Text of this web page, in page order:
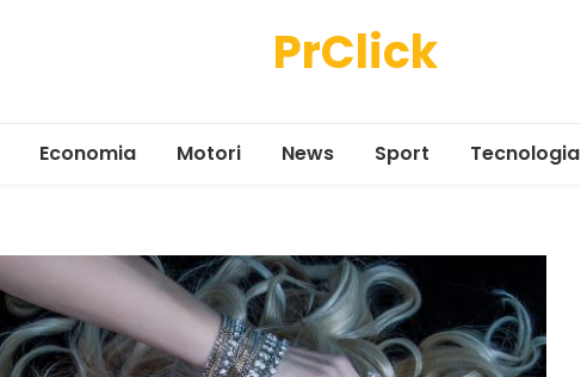
PrClick
Economia Motori News Sport Tecnologia